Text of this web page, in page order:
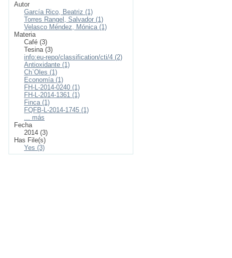
Autor
García Rico, Beatriz (1)
Torres Rangel, Salvador (1)
Velasco Méndez, Mónica (1)
Materia
Café (3)
Tesina (3)
info:eu-repo/classification/cti/4 (2)
Antioxidante (1)
Ch`Oles (1)
Economía (1)
FH-L-2014-0240 (1)
FH-L-2014-1361 (1)
Finca (1)
FQFB-L-2014-1745 (1)
... más
Fecha
2014 (3)
Has File(s)
Yes (3)